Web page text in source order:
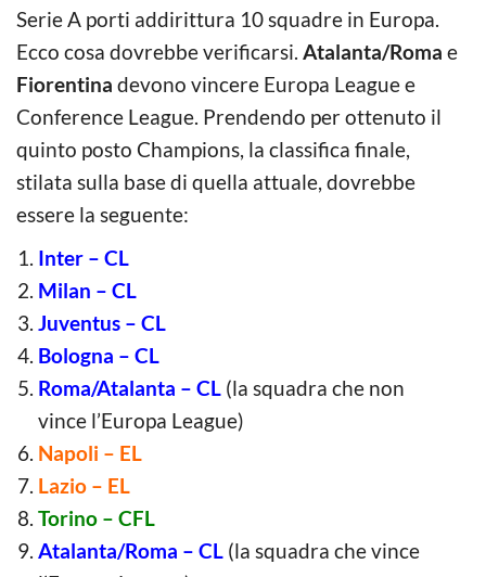
Serie A porti addirittura 10 squadre in Europa.
Ecco cosa dovrebbe verificarsi. Atalanta/Roma e
Fiorentina devono vincere Europa League e
Conference League. Prendendo per ottenuto il
quinto posto Champions, la classifica finale,
stilata sulla base di quella attuale, dovrebbe
essere la seguente:
Inter – CL
Milan – CL
Juventus – CL
Bologna – CL
Roma/Atalanta – CL (la squadra che non
vince l’Europa League)
Napoli – EL
Lazio – EL
Torino – CFL
Atalanta/Roma – CL (la squadra che vince